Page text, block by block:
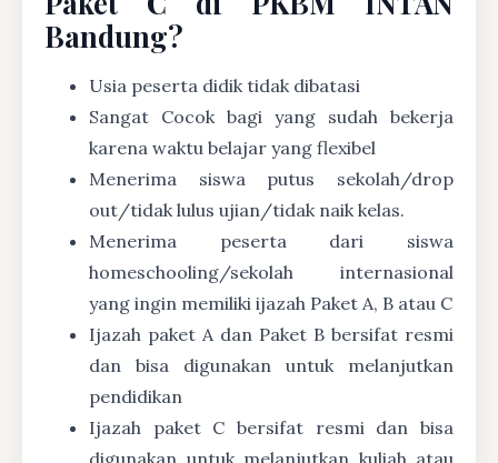
Bandung?
Usia peserta didik tidak dibatasi
Sangat Cocok bagi yang sudah bekerja
karena waktu belajar yang flexibel
Menerima siswa putus sekolah/drop
out/tidak lulus ujian/tidak naik kelas.
Menerima peserta dari siswa
homeschooling/sekolah internasional
yang ingin memiliki ijazah Paket A, B atau C
Ijazah paket A dan Paket B bersifat resmi
dan bisa digunakan untuk melanjutkan
pendidikan
Ijazah paket C bersifat resmi dan bisa
digunakan untuk melanjutkan kuliah atau